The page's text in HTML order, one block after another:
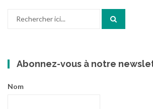
Abonnez-vous à notre
Nom